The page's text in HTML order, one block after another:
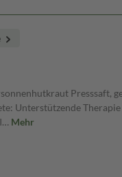
Presssaft,
Unterstützende
Mehr